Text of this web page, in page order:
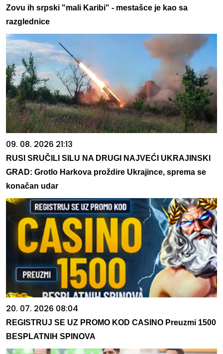
Zovu ih srpski "mali Karibi" - mestašce je kao sa
razglednice
09. 08. 2026 21:13
RUSI SRUČILI SILU NA DRUGI NAJVEĆI UKRAJINSKI
GRAD: Grotlo Harkova proždire Ukrajince, sprema se
konačan udar
20. 07. 2026 08:04
REGISTRUJ SE UZ PROMO KOD CASINO Preuzmi 1500
BESPLATNIH SPINOVA